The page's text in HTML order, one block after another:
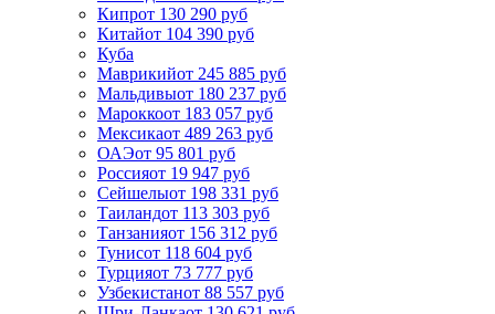
Кипрот 130 290 руб
Китайот 104 390 руб
Куба
Маврикийот 245 885 руб
Мальдивыот 180 237 руб
Мароккоот 183 057 руб
Мексикаот 489 263 руб
ОАЭот 95 801 руб
Россияот 19 947 руб
Сейшелыот 198 331 руб
Таиландот 113 303 руб
Танзанияот 156 312 руб
Тунисот 118 604 руб
Турцияот 73 777 руб
Узбекистанот 88 557 руб